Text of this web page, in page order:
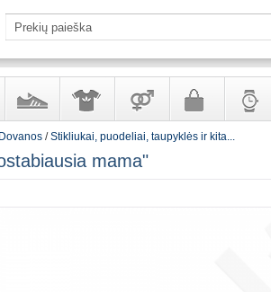
ir
aksesuarai
suaugusiems
Dovanos /Stikliukai, puodeliai, taupyklės ir kita...
mama"